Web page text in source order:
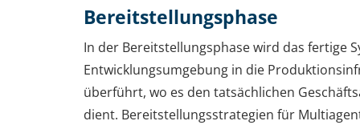
Bereitstellungsphase
In der Bereitstellungsphase wird das fertige
Entwicklungsumgebung in die
überführt, wo es den tatsächlichen
dient. Bereitstellungsstrategien für